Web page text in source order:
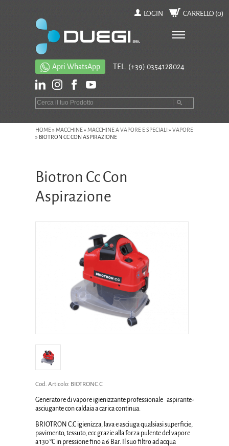
LOGIN CARRELLO (0)
Apri WhatsApp TEL. (+39) 0354128024
HOME» MACCHINE» MACCHINE A VAPORE E SPECIALI » VAPORE
» BIOTRON CC CON ASPIRAZIONE
Biotron Cc Con
Aspirazione
Cod. Articolo: BIOTRONC.C
Generatore di vapore igienizzante professionale aspirante-
asciugante con caldaia a carica continua.
BRIOTRON C.C igienizza, lava e asciuga qualsiasi superficie,
pavimento, tessuto, ecc grazie alla forza pulente del vapore
a 130 °C in pressione fino a 6 Bar. Il suo filtro ad acqua